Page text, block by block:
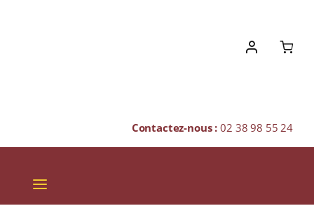
Contactez-nous :02 38 98 55 24
Toggle
Navigation